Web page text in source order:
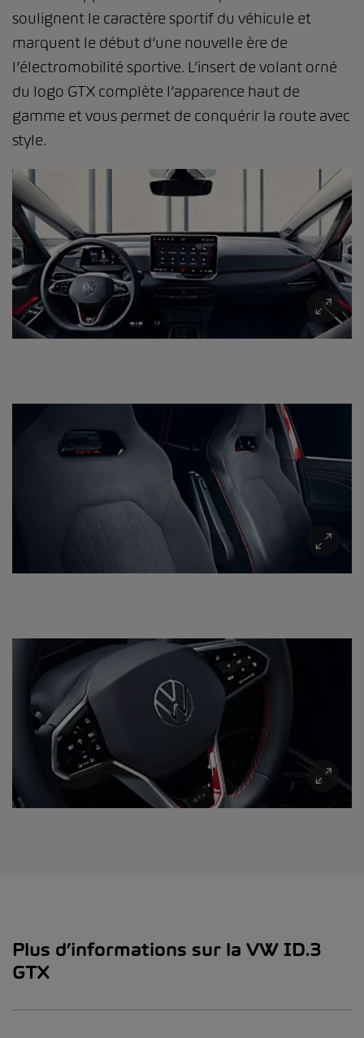
soulignent le caractère sportif du véhicule et
marquent le début d’une nouvelle ère de
l’électromobilité sportive. L’insert de volant orné
du logo GTX complète l’apparence haut de
gamme et vous permet de conquérir la route avec
style.
Plus d’informations sur la VW ID.3
GTX